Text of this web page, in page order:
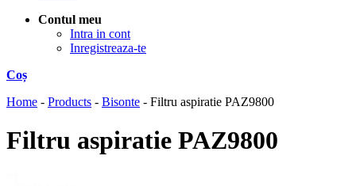
Contul meu
Intra in cont
Inregistreaza-te
Coș
Home - Products - Bisonte - Filtru aspiratie PAZ9800
Filtru aspiratie PAZ9800